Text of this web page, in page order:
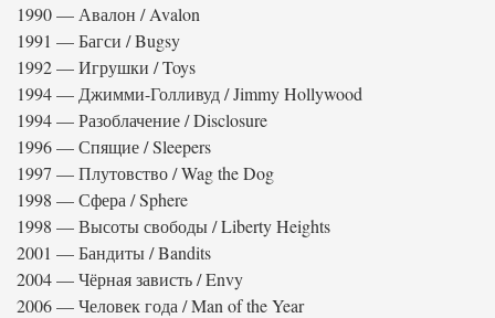
1990 — Авалон / Avalon
1991 — Багси / Bugsy
1992 — Игрушки / Toys
1994 — Джимми-Голливуд / Jimmy Hollywood
1994 — Разоблачение / Disclosure
1996 — Спящие / Sleepers
1997 — Плутовство / Wag the Dog
1998 — Сфера / Sphere
1998 — Высоты свободы / Liberty Heights
2001 — Бандиты / Bandits
2004 — Чёрная зависть / Envy
2006 — Человек года / Man of the Year